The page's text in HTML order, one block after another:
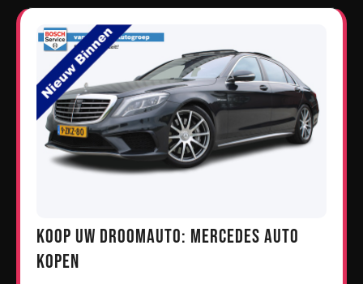
Koop uw droomauto: Mercedes auto
kopen